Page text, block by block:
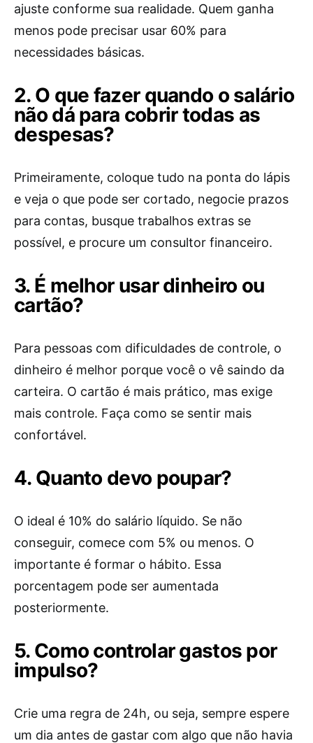
ajuste conforme sua realidade. Quem ganha
menos pode precisar usar 60% para
necessidades básicas.
2. O que fazer quando o salário
não dá para cobrir todas as
despesas?
Primeiramente, coloque tudo na ponta do lápis
e veja o que pode ser cortado, negocie prazos
para contas, busque trabalhos extras se
possível, e procure um consultor financeiro.
3. É melhor usar dinheiro ou
cartão?
Para pessoas com dificuldades de controle, o
dinheiro é melhor porque você o vê saindo da
carteira. O cartão é mais prático, mas exige
mais controle. Faça como se sentir mais
confortável.
4. Quanto devo poupar?
O ideal é 10% do salário líquido. Se não
conseguir, comece com 5% ou menos. O
importante é formar o hábito. Essa
porcentagem pode ser aumentada
posteriormente.
5. Como controlar gastos por
impulso?
Crie uma regra de 24h, ou seja, sempre espere
um dia antes de gastar com algo que não havia